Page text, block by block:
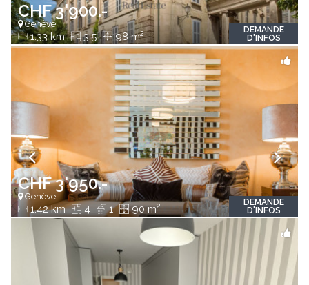
CHF 3'900.-
Genève
1.33 km 3.5 98 m2
DEMANDE
D'INFOS
CHF 3'950.-
Genève
1.42 km 4 1 90 m2
DEMANDE
D'INFOS